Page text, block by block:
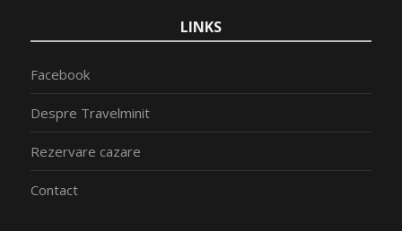
LINKS
Facebook
Despre Travelminit
Rezervare cazare
Contact